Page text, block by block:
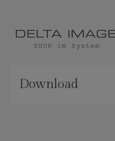
Download